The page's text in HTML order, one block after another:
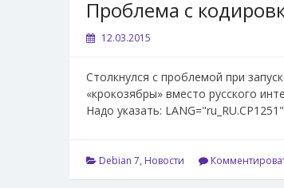
Проблема с
12.03.2015
Столкнулся с проблемой при
«крокозябры» вместо русского
Надо указать:
Debian 7, Новости